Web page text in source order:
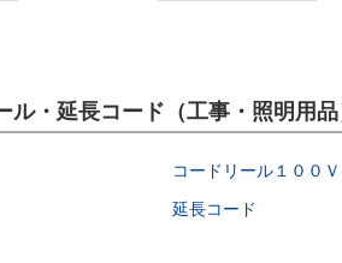
ル・延長コード（工事・照明用
コードリール１００
延長コード